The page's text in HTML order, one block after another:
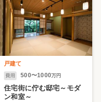
戸建て
費用 500〜1000万円
住宅街に佇む邸宅～モダ
ン和室～